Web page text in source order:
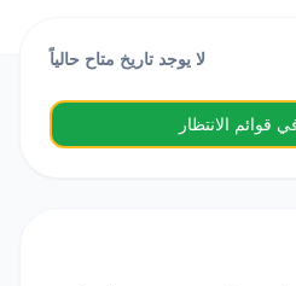
لا يوجد تاريخ متاح حالياً
قوائم الانتظار